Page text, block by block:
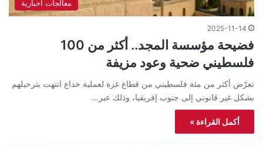
معالجات اخبارية
2025-11-14
فضيحة مؤسسة المجد.. أكثر من 100
فلسطيني ضحية وعود مزيفة
تعرّض أكثر من مئة فلسطيني من قطاع غزة لعملية خداع انتهت بترحيلهم
بشكل غير قانوني إلى جنوب إفريقيا، وذلك عبر…
أكمل القراءة »